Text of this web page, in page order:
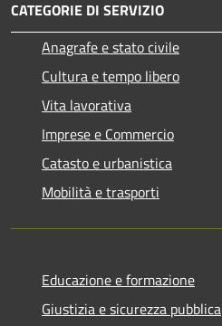
CATEGORIE DI SERVIZIO
Anagrafe e stato civile
Cultura e tempo libero
Vita lavorativa
Imprese e Commercio
Catasto e urbanistica
Mobilità e trasporti
Educazione e formazione
Giustizia e sicurezza pubblica